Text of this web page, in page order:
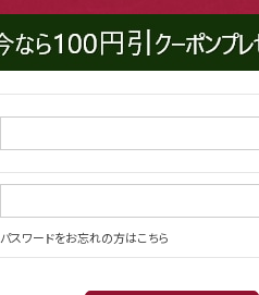
パスワードをお忘れの方はこちら